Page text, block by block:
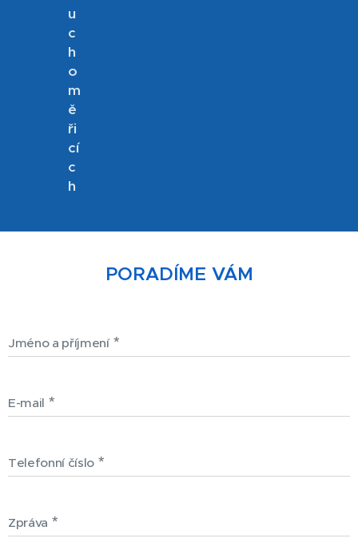
u
c
h
o
m
ě
ři
cí
c
h
PORADÍME VÁM
Jméno a příjmení
E-mail
Telefonní číslo
Zpráva